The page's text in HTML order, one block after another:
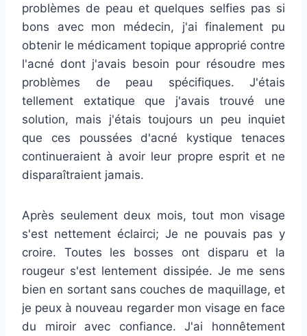
problèmes de peau et quelques selfies pas si
bons avec mon médecin, j'ai finalement pu
obtenir le médicament topique approprié contre
l'acné dont j'avais besoin pour résoudre mes
problèmes de peau spécifiques. J'étais
tellement extatique que j'avais trouvé une
solution, mais j'étais toujours un peu inquiet
que ces poussées d'acné kystique tenaces
continueraient à avoir leur propre esprit et ne
disparaîtraient jamais.
Après seulement deux mois, tout mon visage
s'est nettement éclairci; Je ne pouvais pas y
croire. Toutes les bosses ont disparu et la
rougeur s'est lentement dissipée. Je me sens
bien en sortant sans couches de maquillage, et
je peux à nouveau regarder mon visage en face
du miroir avec confiance. J'ai honnêtement